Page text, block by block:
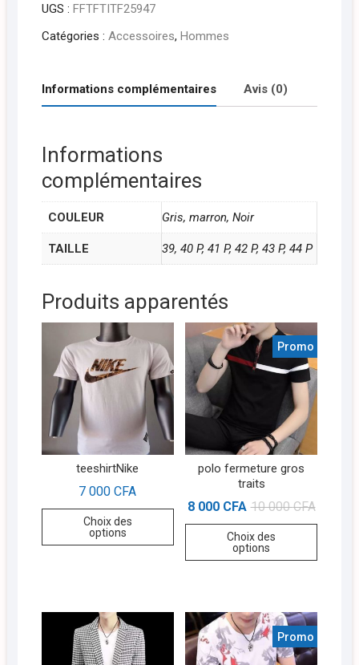
avec
lacet
UGS : FFTFTITF25947
Catégories : Accessoires, Hommes
Informations complémentaires Avis (0)
Informations
complémentaires
COULEUR Gris, marron, Noir
TAILLE 39, 40 P, 41 P, 42 P, 43 P, 44 P
Produits apparentés
teeshirtNike
7 000CFA
Choix des
options
Promo !
polo fermeture gros
traits
10 000CFA
8 000 CFA
Choix des
options
Promo !